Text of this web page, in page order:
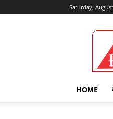
Saturday,
HOME